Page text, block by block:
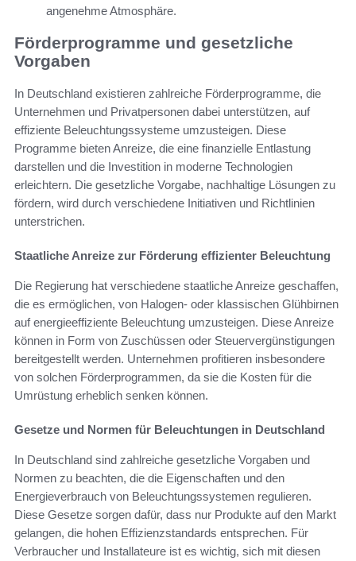
angenehme Atmosphäre.
Förderprogramme und gesetzliche
Vorgaben
In Deutschland existieren zahlreiche Förderprogramme, die
Unternehmen und Privatpersonen dabei unterstützen, auf
effiziente Beleuchtungssysteme umzusteigen. Diese
Programme bieten Anreize, die eine finanzielle Entlastung
darstellen und die Investition in moderne Technologien
erleichtern. Die gesetzliche Vorgabe, nachhaltige Lösungen zu
fördern, wird durch verschiedene Initiativen und Richtlinien
unterstrichen.
Staatliche Anreize zur Förderung effizienter Beleuchtung
Die Regierung hat verschiedene staatliche Anreize geschaffen,
die es ermöglichen, von Halogen- oder klassischen Glühbirnen
auf energieeffiziente Beleuchtung umzusteigen. Diese Anreize
können in Form von Zuschüssen oder Steuervergünstigungen
bereitgestellt werden. Unternehmen profitieren insbesondere
von solchen Förderprogrammen, da sie die Kosten für die
Umrüstung erheblich senken können.
Gesetze und Normen für Beleuchtungen in Deutschland
In Deutschland sind zahlreiche gesetzliche Vorgaben und
Normen zu beachten, die die Eigenschaften und den
Energieverbrauch von Beleuchtungssystemen regulieren.
Diese Gesetze sorgen dafür, dass nur Produkte auf den Markt
gelangen, die hohen Effizienzstandards entsprechen. Für
Verbraucher und Installateure ist es wichtig, sich mit diesen